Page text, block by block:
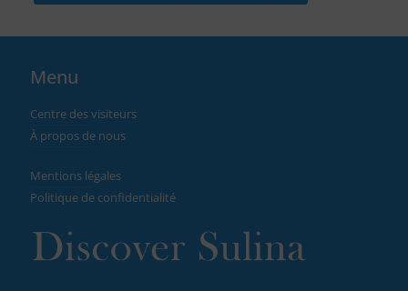
Menu
Centre des visiteurs
À propos de nous
Mentions légales
Politique de confidentialité